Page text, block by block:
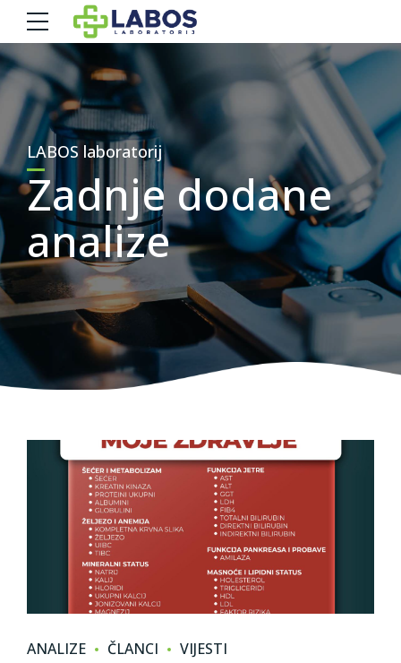
LABOS laboratorij
Zadnje dodane
analize
ANALIZE ČLANCI VIJESTI